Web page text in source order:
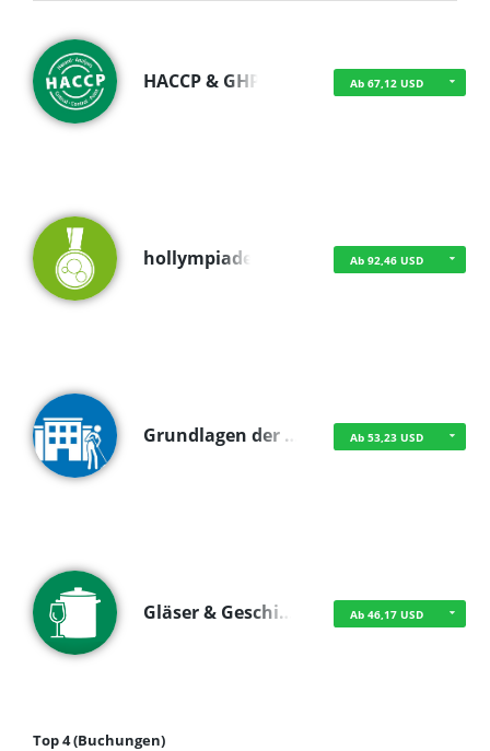
HACCP & GHP Ab 67,12 USD
hollympiade Ab 92,46 USD
Grundlagen der … Ab 53,23 USD
Gläser & Geschi… Ab 46,17 USD
Top 4 (Buchungen)